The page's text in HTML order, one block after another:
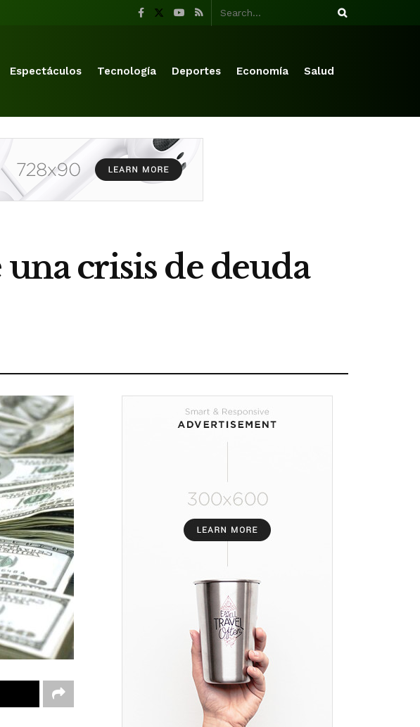
Espectáculos Tecnología Deportes Economía Salud
crisis de deuda